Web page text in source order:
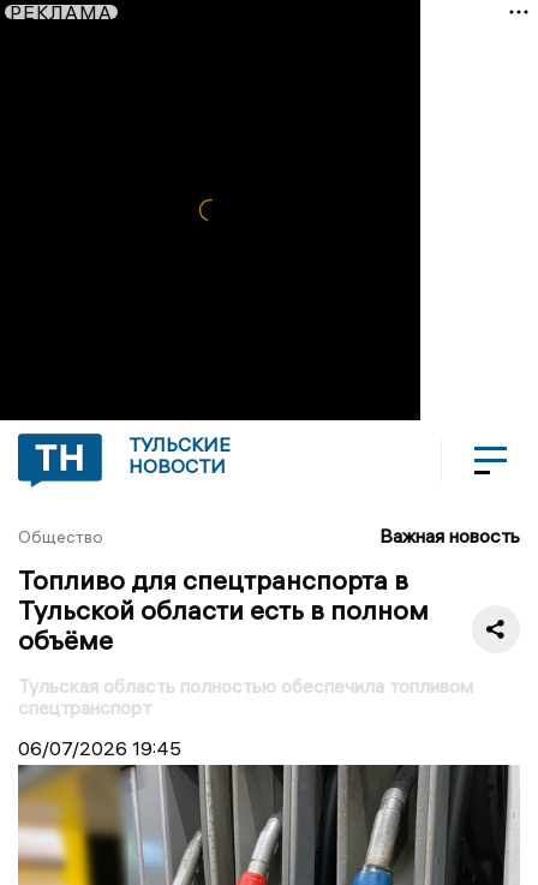
РЕКЛАМА
ТУЛЬСКИЕ
НОВОСТИ
Общество Важная новость
Топливо для спецтранспорта в
Тульской области есть в полном
объёме
Тульская область полностью обеспечила топливом
спецтранспорт
06/07/2026 19:45